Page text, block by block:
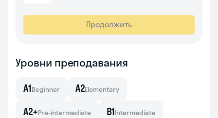
Продолжить
Уровни преподавания
A1Beginner A2Elementary
A2+Pre-intermediate B1Intermediate